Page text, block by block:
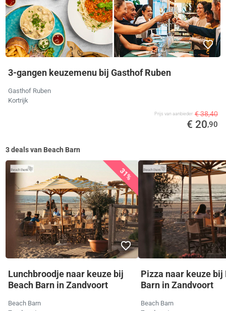
3-gangen keuzemenu bij Gasthof Ruben
Gasthof Ruben
Kortrijk
Prijs van aanbieder € 38,40
€ 20,90
3 deals van Beach Barn
31%
Lunchbroodje naar keuze bij
Beach Barn in Zandvoort
Beach Barn
Pizza naar keuze bij
Barn in Zandvoort
Beach Barn